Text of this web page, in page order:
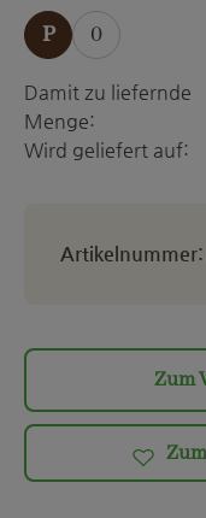
P 0
Damit zu liefernde
Menge:
Wird geliefert auf:
Artikelnummer:
Zum